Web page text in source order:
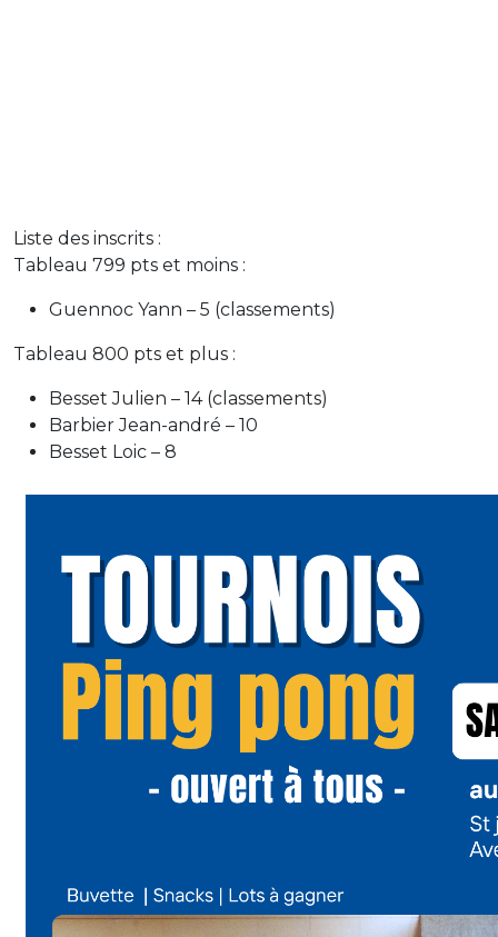
Liste des inscrits :
Tableau 799 pts et moins :
Guennoc Yann – 5 (classements)
Tableau 800 pts et plus :
Besset Julien – 14 (classements)
Barbier Jean-andré – 10
Besset Loic – 8